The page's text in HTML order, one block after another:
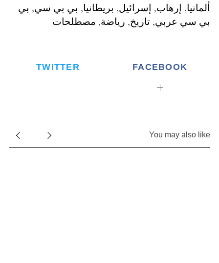
ألمانيا, إرهاب, إسرائيل, بريطانيا, بي بي سي, بي
بي سي عربي, تاريخ, رياضة, مصطلحات
FACEBOOK
TWITTER
You may also like
a